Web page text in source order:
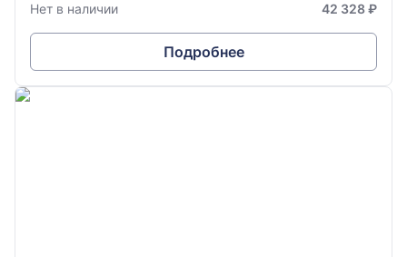
Нет в наличии
42 328 ₽
Подробнее